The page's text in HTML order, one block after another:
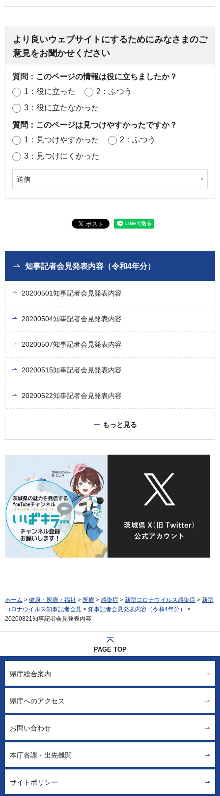
より良いウェブサイトにするためにみなさまのご
意見をお聞かせください
質問：このページの情報は役に立ちましたか？
1：役に立った
2：ふつう
3：役に立たなかった
質問：このページは見つけやすかったですか？
1：見つけやすかった
2：ふつう
3：見つけにくかった
知事記者会見発表内容（令和4年分）
20200501知事記者会見発表内容
20200504知事記者会見発表内容
20200507知事記者会見発表内容
20200515知事記者会見発表内容
20200522知事記者会見発表内容
もっと見る
ホーム > 健康・医療・福祉 > 医療 > 感染症 > 新型コロナウイルス感染症 > 新型
コロナウイルス知事記者会見 > 知事記者会見発表内容（令和4年分）
>
20200821知事記者会見発表内容
PAGE TOP
県庁総合案内
県庁へのアクセス
お問い合わせ
本庁各課・出先機関
サイトポリシー